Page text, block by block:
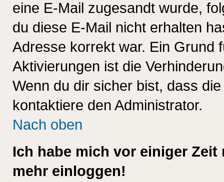
eine E-Mail zugesandt wurde,
du diese E-Mail nicht erhalten
Adresse korrekt war. Ein Grund
Aktivierungen ist die
Wenn du dir sicher bist, dass
kontaktiere den Administrator.
Nach oben
Ich habe mich vor einiger
mehr einloggen!